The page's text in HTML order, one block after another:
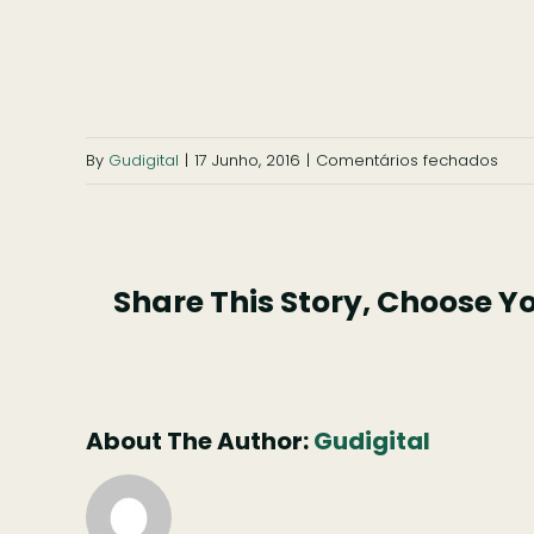
By Gudigital | 17 Junho, 2016 | Comentários fechados
2
Share This Story, Choose
About The Author:Gudigital